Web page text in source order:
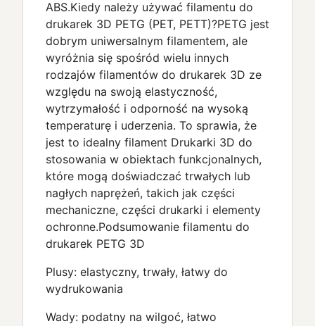
ABS.Kiedy należy używać filamentu do
drukarek 3D PETG (PET, PETT)?PETG jest
dobrym uniwersalnym filamentem, ale
wyróżnia się spośród wielu innych
rodzajów filamentów do drukarek 3D ze
względu na swoją elastyczność,
wytrzymałość i odporność na wysoką
temperaturę i uderzenia. To sprawia, że
jest to idealny filament Drukarki 3D do
stosowania w obiektach funkcjonalnych,
które mogą doświadczać trwałych lub
nagłych naprężeń, takich jak części
mechaniczne, części drukarki i elementy
ochronne.Podsumowanie filamentu do
drukarek PETG 3D
Plusy: elastyczny, trwały, łatwy do
wydrukowania
Wady: podatny na wilgoć, łatwo